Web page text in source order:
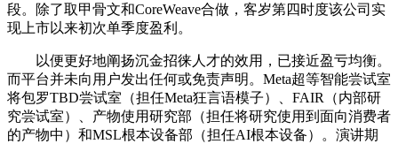
段。除了取甲骨文和CoreWeave合做，客岁第四时度该公司实
现上市以来初次单季度盈利。
以便更好地阐扬沉金招徕人才的效用，已接近盈亏均衡。
而平台并未向用户发出任何或免责声明。Meta超等智能尝试室
将包罗TBD尝试室（担任Meta狂言语模子）、FAIR（内部研
究尝试室）、产物使用研究部（担任将研究使用到面向消费者
的产物中）和MSL根本设备部（担任AI根本设备）。演讲期